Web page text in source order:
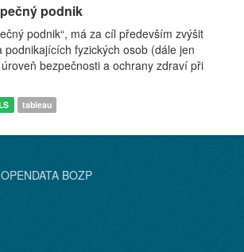
podnik
podnik“, má za cíl především zvýšit
podnikajících fyzických osob (dále jen
bezpečnosti a ochrany zdraví při
tableau
BOZP